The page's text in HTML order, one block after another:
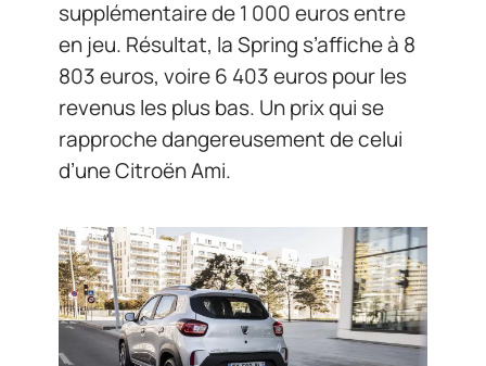
supplémentaire de 1 000 euros entre
en jeu. Résultat, la Spring s’affiche à 8
803 euros, voire 6 403 euros pour les
revenus les plus bas. Un prix qui se
rapproche dangereusement de celui
d’une Citroën Ami.